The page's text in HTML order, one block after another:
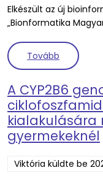
Elkészült az új
„Bionformatika
Tovább
A CYP2B6
kialakulására
gyermekeknél
Viktória küldte be